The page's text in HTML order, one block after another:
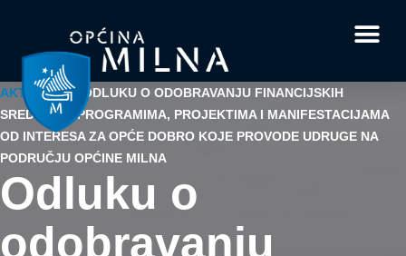
AKTUALNO/
ODLUKU O ODOBRAVANJU FINANCIJSKIH
SREDSTAVA PROGRAMIMA, PROJEKTIMA I MANIFESTACIJAMA
OD INTERESA ZA OPĆE DOBRO KOJE PROVODE UDRUGE NA
PODRUČJU OPĆINE MILNA
Odluku o
odobravanju